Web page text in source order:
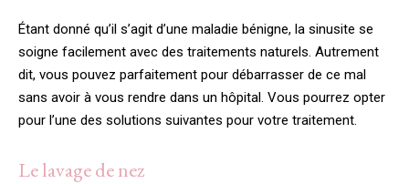
Étant donné qu’il s’agit d’une maladie bénigne, la sinusite se
soigne facilement avec des traitements naturels. Autrement
dit, vous pouvez parfaitement pour débarrasser de ce mal
sans avoir à vous rendre dans un hôpital. Vous pourrez opter
pour l’une des solutions suivantes pour votre traitement.
Le lavage de nez